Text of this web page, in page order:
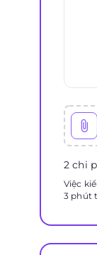
2 chi
Việc
3 phút